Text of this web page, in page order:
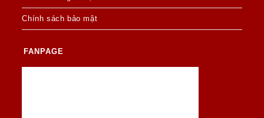
Chính sách bảo mật
FANPAGE